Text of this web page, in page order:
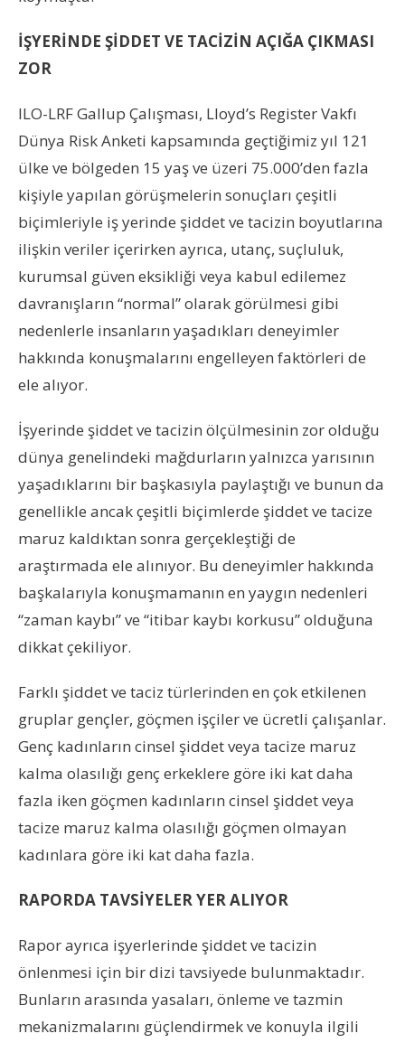
İŞYERİNDE ŞİDDET VE TACİZİN AÇIĞA ÇIKMASI
ZOR
ILO-LRF Gallup Çalışması, Lloyd’s Register Vakfı
Dünya Risk Anketi kapsamında geçtiğimiz yıl 121
ülke ve bölgeden 15 yaş ve üzeri 75.000’den fazla
kişiyle yapılan görüşmelerin sonuçları çeşitli
biçimleriyle iş yerinde şiddet ve tacizin boyutlarına
ilişkin veriler içerirken ayrıca, utanç, suçluluk,
kurumsal güven eksikliği veya kabul edilemez
davranışların “normal” olarak görülmesi gibi
nedenlerle insanların yaşadıkları deneyimler
hakkında konuşmalarını engelleyen faktörleri de
ele alıyor.
İşyerinde şiddet ve tacizin ölçülmesinin zor olduğu
dünya genelindeki mağdurların yalnızca yarısının
yaşadıklarını bir başkasıyla paylaştığı ve bunun da
genellikle ancak çeşitli biçimlerde şiddet ve tacize
maruz kaldıktan sonra gerçekleştiği de
araştırmada ele alınıyor. Bu deneyimler hakkında
başkalarıyla konuşmamanın en yaygın nedenleri
“zaman kaybı” ve “itibar kaybı korkusu” olduğuna
dikkat çekiliyor.
Farklı şiddet ve taciz türlerinden en çok etkilenen
gruplar gençler, göçmen işçiler ve ücretli çalışanlar.
Genç kadınların cinsel şiddet veya tacize maruz
kalma olasılığı genç erkeklere göre iki kat daha
fazla iken göçmen kadınların cinsel şiddet veya
tacize maruz kalma olasılığı göçmen olmayan
kadınlara göre iki kat daha fazla.
RAPORDA TAVSİYELER YER ALIYOR
Rapor ayrıca işyerlerinde şiddet ve tacizin
önlenmesi için bir dizi tavsiyede bulunmaktadır.
Bunların arasında yasaları, önleme ve tazmin
mekanizmalarını güçlendirmek ve konuyla ilgili